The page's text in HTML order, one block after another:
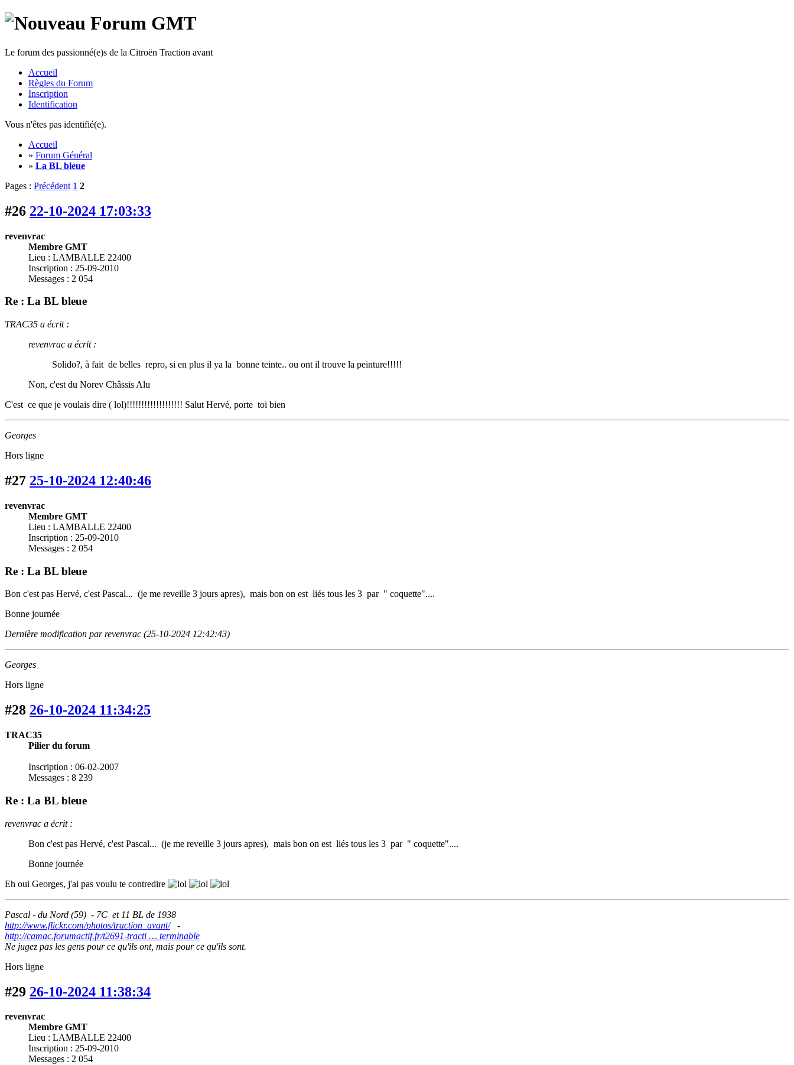
Le forum des passionné(e)s de la Citroën Traction avant
Accueil
Règles du Forum
Inscription
Identification
Vous n'êtes pas identifié(e).
Accueil
» Forum Général
» La BL bleue
Pages : Précédent 1 2
#26 22-10-2024 17:03:33
revenvrac
Membre GMT
Lieu : LAMBALLE 22400
Inscription : 25-09-2010
Messages : 2 054
Re : La BL bleue
TRAC35 a écrit :
revenvrac a écrit :
Solido?, à fait de belles repro, si en plus il ya la bonne teinte.. ou ont il trouve la peinture!!!!!
Non, c'est du Norev Châssis Alu
C'est ce que je voulais dire ( lol)!!!!!!!!!!!!!!!!!!! Salut Hervé, porte toi bien
Georges
Hors ligne
#27 25-10-2024 12:40:46
revenvrac
Membre GMT
Lieu : LAMBALLE 22400
Inscription : 25-09-2010
Messages : 2 054
Re : La BL bleue
Bon c'est pas Hervé, c'est Pascal... (je me reveille 3 jours apres), mais bon on est liés tous les 3 par " coquette"....
Bonne journée
Dernière modification par revenvrac (25-10-2024 12:42:43)
Georges
Hors ligne
#28 26-10-2024 11:34:25
TRAC35
Pilier du forum
Inscription : 06-02-2007
Messages : 8 239
Re : La BL bleue
revenvrac a écrit :
Bon c'est pas Hervé, c'est Pascal... (je me reveille 3 jours apres), mais bon on est liés tous les 3 par " coquette"....
Bonne journée
Eh oui Georges, j'ai pas voulu te contredire
Pascal - du Nord (59) - 7C et 11 BL de 1938
http://www.flickr.com/photos/traction_avant/-
http://camac.forumactif.fr/t2691-tracti … terminable
Ne jugez pas les gens pour ce qu'ils ont, mais pour ce qu'ils sont.
Hors ligne
#29 26-10-2024 11:38:34
revenvrac
Membre GMT
Lieu : LAMBALLE 22400
Inscription : 25-09-2010
Messages : 2 054